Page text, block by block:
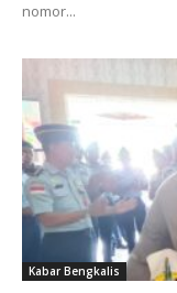
nomor...
Kabar Bengkalis